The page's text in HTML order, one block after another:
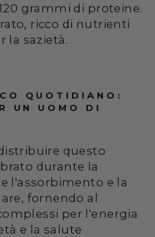
grammi di proteine.
ricco di nutrienti
la sazietà.
QUOTIDIANO:
UN UOMO DI
questo
durante la
l'assorbimento e la
fornendo al
per l'energia
e la salute